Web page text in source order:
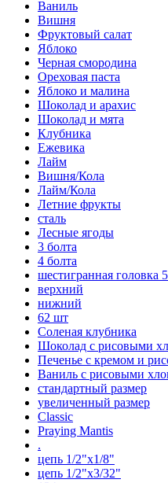
Ваниль
Вишня
Фруктовый салат
Яблоко
Черная смородина
Ореховая паста
Яблоко и малина
Шоколад и арахис
Шоколад и мята
Клубника
Ежевика
Лайм
Вишня/Кола
Лайм/Кола
Летние фрукты
сталь
Лесные ягоды
3 болта
4 болта
шестигранная головка
верхний
нижний
62 шт
Соленая клубника
Шоколад с рисовыми
Печенье с кремом и
Ваниль с рисовыми
стандартный размер
увеличенный размер
Classic
Praying Mantis
.
цепь 1/2"x1/8"
цепь 1/2"x3/32"